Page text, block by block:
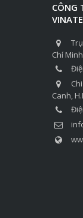
CÔNG
Chí Minh
Canh,